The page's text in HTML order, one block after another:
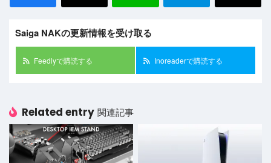
Saiga NAKの更新情報を受け取る
Feedlyで購読する Inoreaderで購読する
Related entry 関連記事